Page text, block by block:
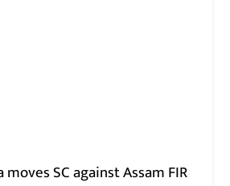
SC against Assam FIR